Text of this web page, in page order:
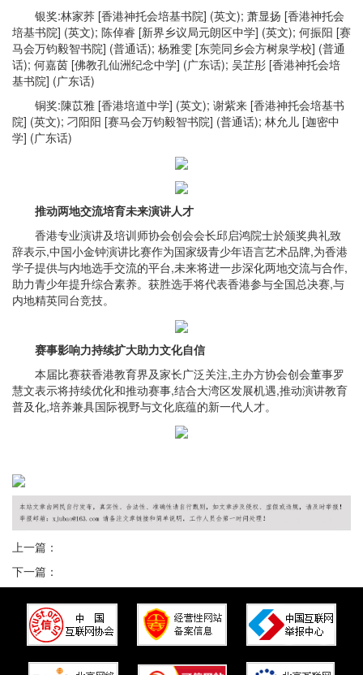
银奖:林家荞 [香港神托会培基书院] (英文); 萧显扬 [香港神托会
培基书院] (英文); 陈倬睿 [新界乡议局元朗区中学] (英文); 何振阳 [赛
马会万钧毅智书院] (普通话); 杨雅雯 [东莞同乡会方树泉学校] (普通
话); 何嘉茵 [佛教孔仙洲纪念中学] (广东话); 吴芷彤 [香港神托会培
基书院] (广东话)
铜奖:陳苡雅 [香港培道中学] (英文); 谢紫来 [香港神托会培基书
院] (英文); 刁阳阳 [赛马会万钧毅智书院] (普通话); 林允儿 [迦密中
学] (广东话)
推动两地交流培育未来演讲人才
香港专业演讲及培训师协会创会会长邱启鸿院士於颁奖典礼致
辞表示,中国小金钟演讲比赛作为国家级青少年语言艺术品牌,为香港
学子提供与内地选手交流的平台,未来将进一步深化两地交流与合作,
助力青少年提升综合素养。获胜选手将代表香港参与全国总决赛,与
内地精英同台竞技。
赛事影响力持续扩大助力文化自信
本届比赛获香港教育界及家长广泛关注,主办方协会创会董事罗
慧文表示将持续优化和推动赛事,结合大湾区发展机遇,推动演讲教育
普及化,培养兼具国际视野与文化底蕴的新一代人才。
上一篇：
下一篇：